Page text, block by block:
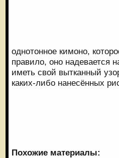
однотонное кимоно,
правило, оно
иметь свой вытканный
каких-либо нанесённых
Похожие материалы: